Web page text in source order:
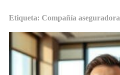
Etiqueta: Compañía aseguradora